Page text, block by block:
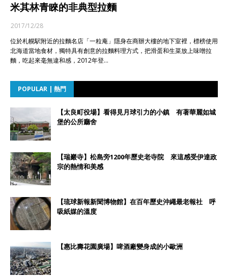
米其林青睞的非典型拉麵
2017/12/28
位於札幌駅附近的拉麵名店「一粒庵」隱身在商辦大樓的地下室裡，標榜使用
北海道當地食材，獨特具有創意的拉麵料理方式，把滑蛋和生菜放上味噌拉
麵，吃起來毫無違和感，2012年登…
POPULAR | 熱門
【太良町役場】看得見月球引力的小鎮 有著華麗如城
堡的公所廳舍
【瑞巖寺】松島旁1200年歷史老寺院 來這感受伊達政
宗的熱情和美感
【琉球新報新聞博物館】在百年歷史沖繩最老報社 呼
吸紙媒的溫度
【惠比壽花園廣場】啤酒廠變身成的小歐洲